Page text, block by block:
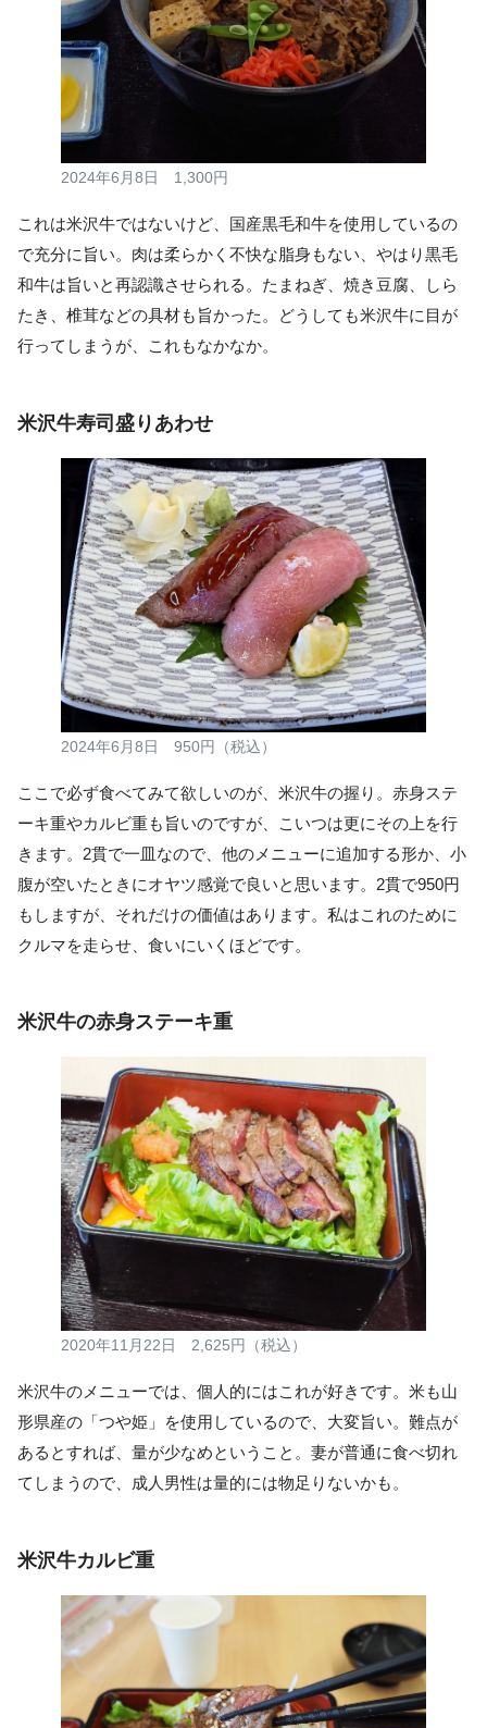
2024年6月8日 1,300円
これは米沢牛ではないけど、国産黒毛和牛を使用しているの
で充分に旨い。肉は柔らかく不快な脂身もない、やはり黒毛
和牛は旨いと再認識させられる。たまねぎ、焼き豆腐、しら
たき、椎茸などの具材も旨かった。どうしても米沢牛に目が
行ってしまうが、これもなかなか。
米沢牛寿司盛りあわせ
2024年6月8日 950円（税込）
ここで必ず食べてみて欲しいのが、米沢牛の握り。赤身ステ
ーキ重やカルビ重も旨いのですが、こいつは更にその上を行
きます。2貫で一皿なので、他のメニューに追加する形か、小
腹が空いたときにオヤツ感覚で良いと思います。2貫で950円
もしますが、それだけの価値はあります。私はこれのために
クルマを走らせ、食いにいくほどです。
米沢牛の赤身ステーキ重
2020年11月22日 2,625円（税込）
米沢牛のメニューでは、個人的にはこれが好きです。米も山
形県産の「つや姫」を使用しているので、大変旨い。難点が
あるとすれば、量が少なめということ。妻が普通に食べ切れ
てしまうので、成人男性は量的には物足りないかも。
米沢牛カルビ重